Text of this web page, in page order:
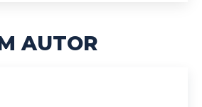
AUTOR